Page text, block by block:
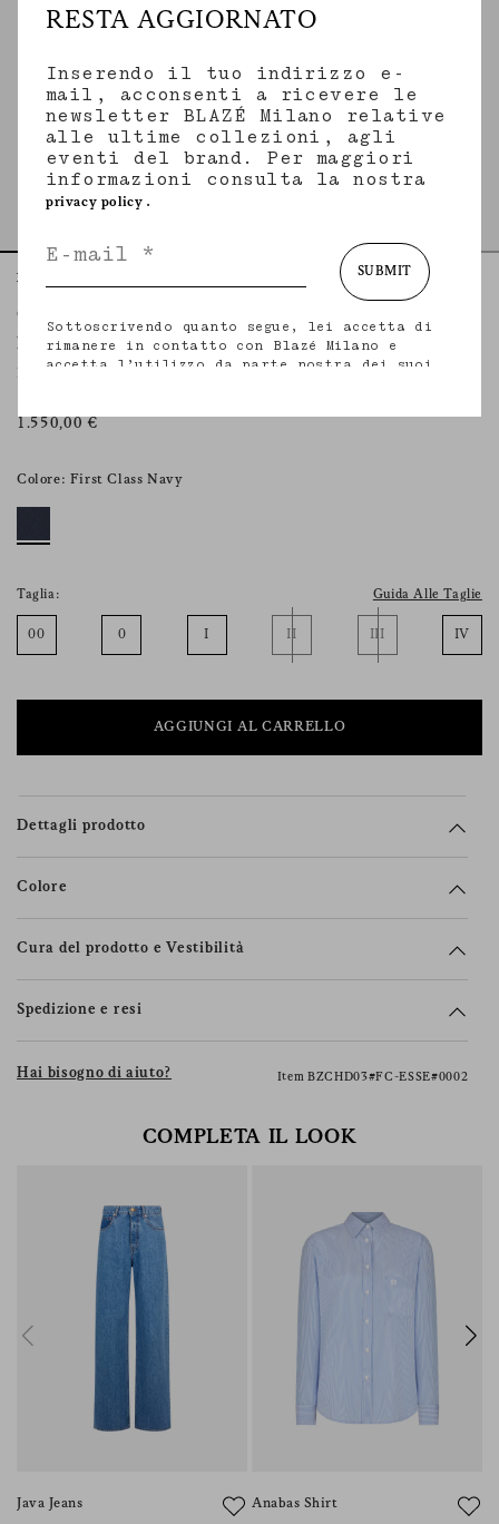
Home First Class Navy
Charmer Blazer
FIRST CLASS NAVY
Blazer doppiopetto a clessidra in lana e mohair blu
1.550,00 €
Colore: First Class Navy
Taglia: Guida Alle Taglie
00 0 I II III IV
AGGIUNGI AL CARRELLO
Dettagli prodotto
Colore
Cura del prodotto e Vestibilità
Spedizione e resi
Hai bisogno di aiuto? Item BZCHD03#FC-ESSE#0002
COMPLETA IL LOOK
Java Jeans
Anabas Shirt
RESTA AGGIORNATO
Inserendo il tuo indirizzo e-
mail, acconsenti a ricevere le
newsletter BLAZÉ Milano relative
alle ultime collezioni, agli
eventi del brand. Per maggiori
informazioni consulta la nostra
privacy policy .
SUBMIT
Sottoscrivendo quanto segue, lei accetta di
rimanere in contatto con Blazé Milano e
accetta l’utilizzo da parte nostra dei suoi
con noi) per fornirle aggiornamenti
servizi. per maggiori informazioni sulle